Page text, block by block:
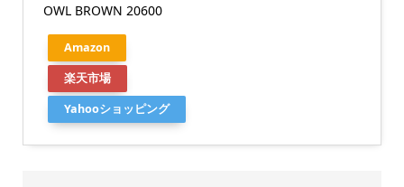
OWL BROWN 20600
Amazon
楽天市場
Yahooショッピング